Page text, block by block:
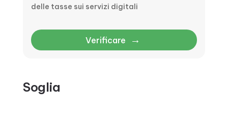
delle tasse sui servizi digitali
Verificare →
Soglia